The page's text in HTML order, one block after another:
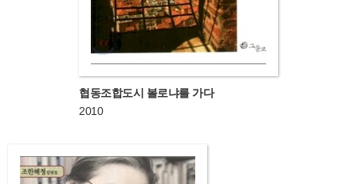
협동조합도시 볼로냐를 가다
2010